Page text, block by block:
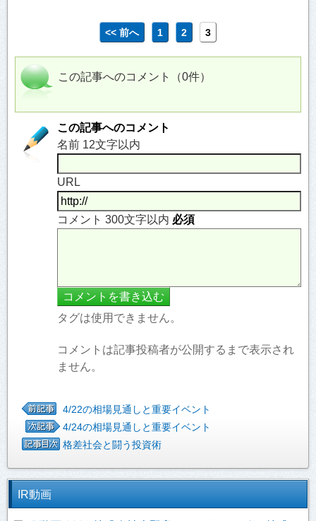
<< 前へ 1 2 3
この記事へのコメント（0件）
この記事へのコメント
名前 12文字以内
URL
コメント 300文字以内 必須
タグは使用できません。
コメントは記事投稿者が公開するまで表示され
ません。
4/22の相場見通しと重要イベント
4/24の相場見通しと重要イベント
格差社会と闘う投資術
IR動画